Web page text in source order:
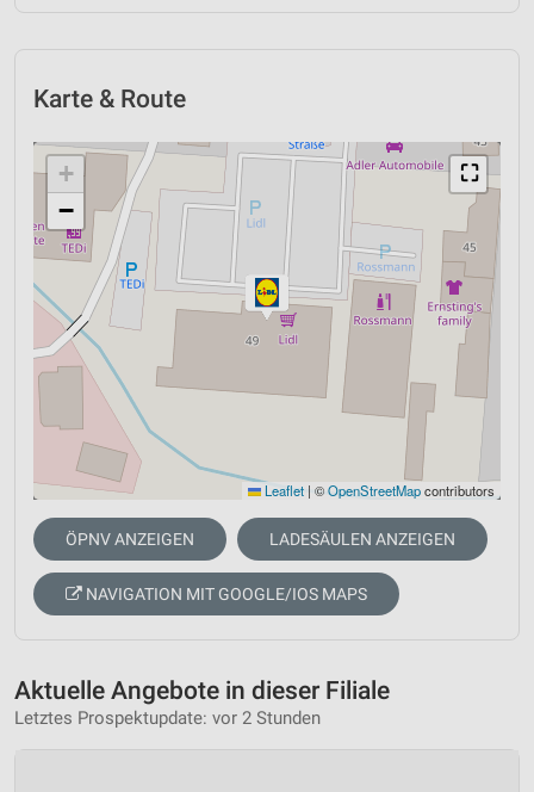
Karte & Route
⛶
+
−
Leaflet | ©OpenStreetMapcontributors
ÖPNV ANZEIGEN LADESÄULEN ANZEIGEN
NAVIGATION MIT GOOGLE/IOS MAPS
Aktuelle Angebote in dieser Filiale
Letztes Prospektupdate: vor 2 Stunden